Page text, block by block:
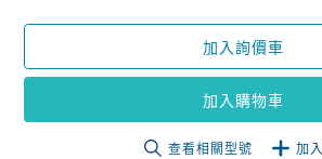
加入詢價車
加入購物車
查看相關型號 加